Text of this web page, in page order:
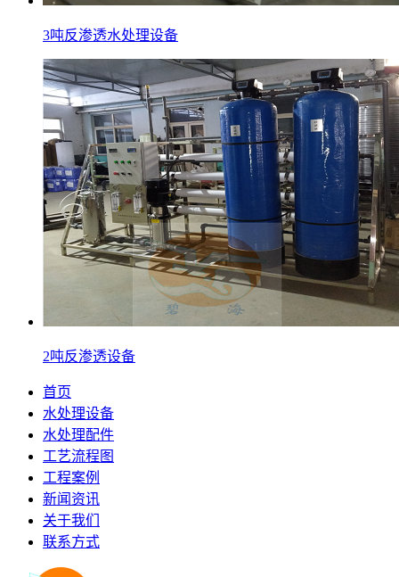
3吨反渗透水处理设备
2吨反渗透设备
首页
水处理设备
水处理配件
工艺流程图
工程案例
新闻资讯
关于我们
联系方式